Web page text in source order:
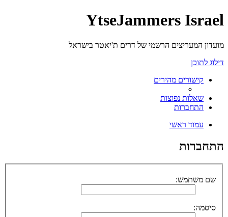
YtseJammers Israel
מועדון המעריצים הרשמי של דרים ת'יאטר בישראל
דילוג לתוכן
קישורים מהירים
שאלות נפוצות
התחברות
עמוד ראשי
התחברות
שם משתמש:
סיסמה: